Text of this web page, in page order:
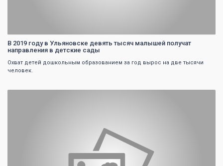
В 2019 году в Ульяновске девять тысяч малышей получат
направления в детские сады
Охват детей дошкольным образованием за год вырос на две тысячи
человек.